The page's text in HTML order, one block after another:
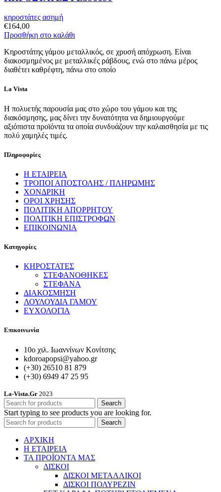
κηροστάτες ασημή
€164,00
Προσθήκη στο καλάθι
Κηροστάτης γάμου μεταλλικός, σε χρυσή απόχρωση. Είναι
διακοσμημένος με μεταλλικές ράβδους, ενώ στο πάνω μέρος
διαθέτει καθρέφτη, πάνω στο οποίο
La Vista
Η πολυετής παρουσία μας στο χώρο του γάμου και της
διακόσμησης, μας δίνει την δυνατότητα να δημιουργούμε
αξιόπιστα προϊόντα τα οποία συνδυάζουν την καλαισθησία με τις
πολύ χαμηλές τιμές.
Πληροφορίες
Η ΕΤΑΙΡΕΙΑ
ΤΡΟΠΟΙ ΑΠΟΣΤΟΛΗΣ / ΠΛΗΡΩΜΗΣ
ΧΟΝΔΡΙΚΗ
ΟΡΟΙ ΧΡΗΣΗΣ
ΠΟΛΙΤΙΚΗ ΑΠΟΡΡΗΤΟΥ
ΠΟΛΙΤΙΚΗ ΕΠΙΣΤΡΟΦΩΝ
ΕΠΙΚΟΙΝΩΝΙΑ
Κατηγορίες
ΚΗΡΟΣΤΑΤΕΣ
ΣΤΕΦΑΝΟΘΗΚΕΣ
ΣΤΕΦΑΝΑ
ΔΙΑΚΟΣΜΗΣΗ
ΛΟΥΛΟΥΔΙΑ ΓΑΜΟΥ
ΕΥΧΟΛΟΓΙΑ
Επικοινωνία
10ο χιλ. Ιωαννίνων Κονίτσης
kdoroapopsi@yahoo.gr
(+30) 26510 81 879
(+30) 6949 47 25 95
La-Vista.Gr 2023
Search
Start typing to see products you are looking for.
Search
ΑΡΧΙΚΗ
Η ΕΤΑΙΡΕΙΑ
ΤΑ ΠΡΟΪΟΝΤΑ ΜΑΣ
ΔΙΣΚΟΙ
ΔΙΣΚΟΙ ΜΕΤΑΛΛΙΚΟΙ
ΔΙΣΚΟΙ ΠΟΛΥΡΕΖΙΝ